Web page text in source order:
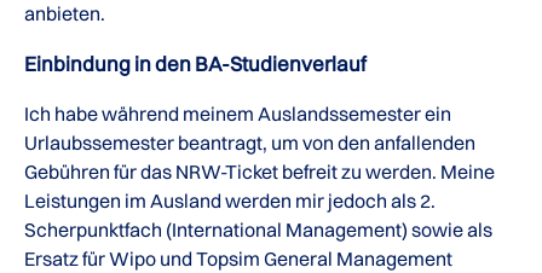
anbieten.
Einbindung in den BA-Studienverlauf
Ich habe während meinem Auslandssemester ein
Urlaubssemester beantragt, um von den anfallenden
Gebühren für das NRW-Ticket befreit zu werden. Meine
Leistungen im Ausland werden mir jedoch als 2.
Scherpunktfach (International Management) sowie als
Ersatz für Wipo und Topsim General Management